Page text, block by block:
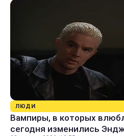
ЛЮДИ
Вампиры, в которых
сегодня изменились